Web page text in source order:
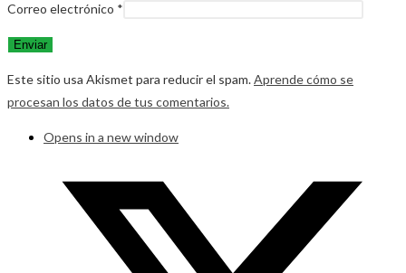
Correo electrónico *
Este sitio usa Akismet para reducir el spam.Aprende cómo se
procesan los datos de tus comentarios.
Opens in a new window